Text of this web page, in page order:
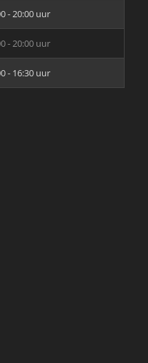
- 20:00 uur
- 20:00 uur
- 16:30 uur